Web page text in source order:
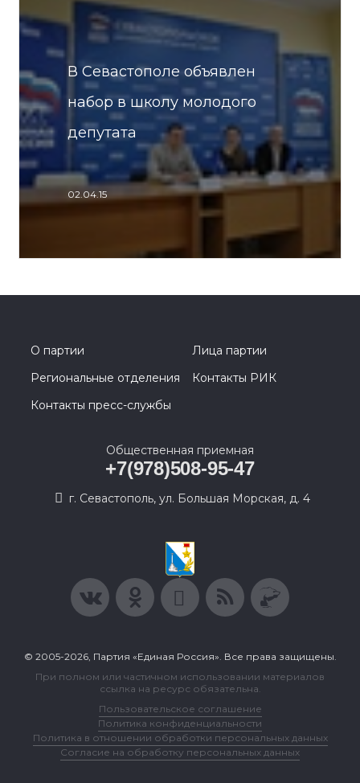
В Севастополе объявлен
набор в школу молодого
депутата
02.04.15
О партии
Лица партии
Региональные отделения
Контакты РИК
Контакты пресс-службы
Общественная приемная
+7(978)508-95-47
г. Севастополь, ул. Большая Морская, д. 4
© 2005-2026, Партия «Единая Россия». Все права защищены.
При полном или частичном использовании материалов
ссылка на ресурс обязательна.
Пользовательское соглашение
Политика конфиденциальности
Политика в отношении обработки персональных данных
Согласие на обработку персональных данных